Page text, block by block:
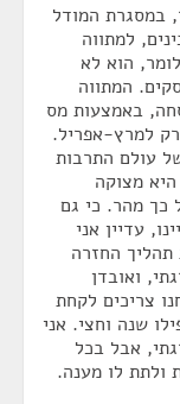
במסגרת המודל
למתווה
הוא לא
המתווה
באמצעות מס
למרץ-אפריל.
עולם התרבות
מצוקה
כך מהר. כי גם
עדיין אני
תהליך החזרה
ואובדן
צריכים לקחת
שנה וחצי. אני
אבל בכל
ולתת לו מענה.